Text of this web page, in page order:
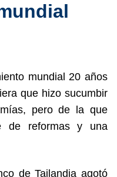
mundial 20 años
que hizo sucumbir
pero de la que
de reformas y una
de Tailandia agotó